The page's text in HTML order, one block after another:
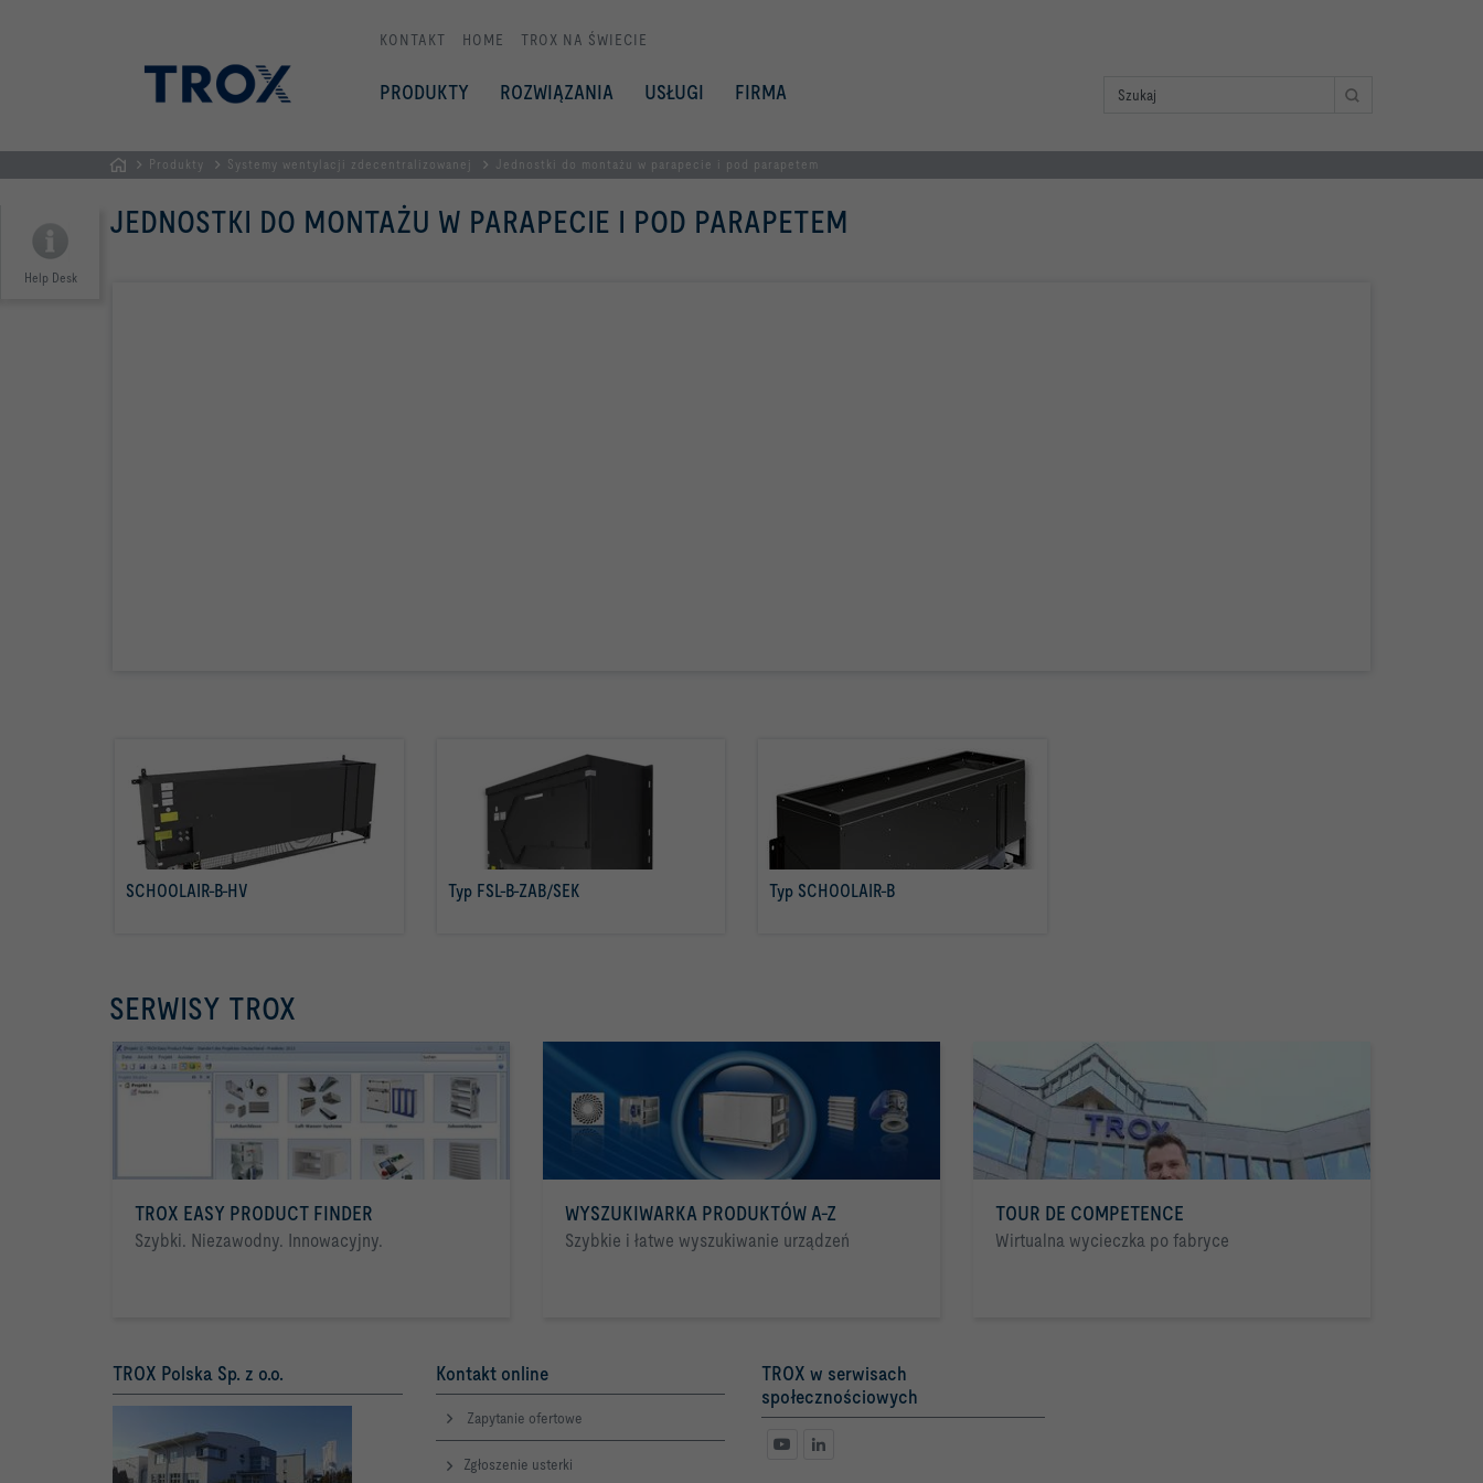
KONTAKT HOME TROX NA ŚWIECIE
PRODUKTY ROZWIĄZANIA USŁUGI FIRMA
GŁÓWNA
Produkty Systemy wentylacji zdecentralizowanej Jednostki do montażu w parapecie i pod parapetem
Help Desk
JEDNOSTKI DO MONTAŻU W PARAPECIE I POD PARAPETEM
SCHOOLAIR-B-HV Typ FSL-B-ZAB/SEK Typ SCHOOLAIR-B
SERWISY TROX
TROX EASY PRODUCT FINDER
Szybki. Niezawodny. Innowacyjny.
WYSZUKIWARKA PRODUKTÓW A-Z
Szybkie i łatwe wyszukiwanie urządzeń
TOUR DE COMPETENCE
Wirtualna wycieczka po fabryce
TROX Polska Sp. z o.o. Kontakt online
Zapytanie ofertowe
Zgłoszenie usterki
TROX w serwisach
społecznościowych